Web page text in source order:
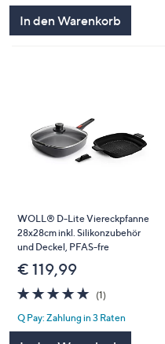
In den Warenkorb
WOLL® D-Lite Viereckpfanne
28x28cm inkl. Silikonzubehör
und Deckel, PFAS-fre
€ 119,99
5.0
von
5
(1)
Q Pay: Zahlung in 3 Raten